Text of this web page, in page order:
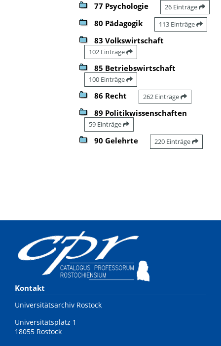
77 Psychologie 26 Einträge
80 Pädagogik 113 Einträge
83 Volkswirtschaft
102 Einträge
85 Betriebswirtschaft
100 Einträge
86 Recht 262 Einträge
89 Politikwissenschaften
59 Einträge
90 Gelehrte 220 Einträge
Kontakt
Universitätsarchiv Rostock
Universitätsplatz 1
18055 Rostock